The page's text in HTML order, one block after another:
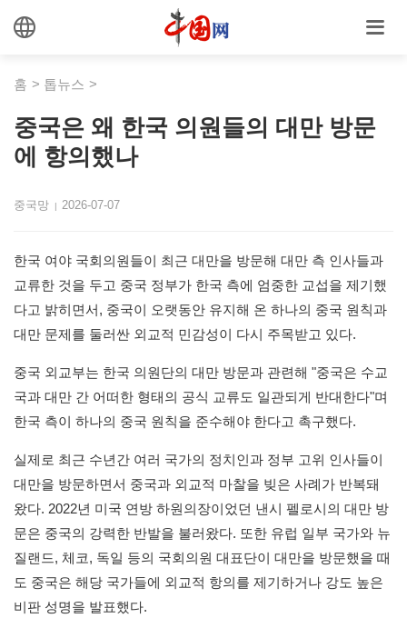
홈 > 톱뉴스 >
중국은 왜 한국 의원들의 대만 방문
에 항의했나
중국망 | 2026-07-07
한국 여야 국회의원들이 최근 대만을 방문해 대만 측 인사들과
교류한 것을 두고 중국 정부가 한국 측에 엄중한 교섭을 제기했
다고 밝히면서, 중국이 오랫동안 유지해 온 하나의 중국 원칙과
대만 문제를 둘러싼 외교적 민감성이 다시 주목받고 있다.
중국 외교부는 한국 의원단의 대만 방문과 관련해 "중국은 수교
국과 대만 간 어떠한 형태의 공식 교류도 일관되게 반대한다"며
한국 측이 하나의 중국 원칙을 준수해야 한다고 촉구했다.
실제로 최근 수년간 여러 국가의 정치인과 정부 고위 인사들이
대만을 방문하면서 중국과 외교적 마찰을 빚은 사례가 반복돼
왔다. 2022년 미국 연방 하원의장이었던 낸시 펠로시의 대만 방
문은 중국의 강력한 반발을 불러왔다. 또한 유럽 일부 국가와 뉴
질랜드, 체코, 독일 등의 국회의원 대표단이 대만을 방문했을 때
도 중국은 해당 국가들에 외교적 항의를 제기하거나 강도 높은
비판 성명을 발표했다.